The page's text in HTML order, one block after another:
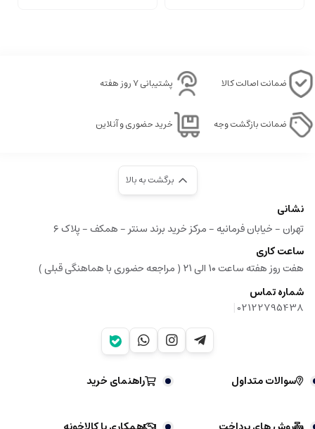
ضمانت اصالت کالا پشتیبانی ۷ روز هفته
ضمانت بازگشت وجه خرید حضوری و آنلاین
برگشت به بالا
نشانی
تهران - خیابان فرمانیه - مرکز خرید برند سنتر - همکف - پلاک ۶
ساعت کاری
هفت روز هفته ساعت ۱۰ الی ۲۱ ( مراجعه حضوری با هماهنگی قبلی )
شماره تماس
02122795438
|
سوالات متداول راهنمای خرید